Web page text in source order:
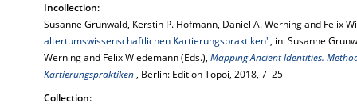
Incollection:
Susanne Grunwald, Kerstin P. Hofmann, Daniel A. Werning and Felix
altertumswissenschaftlichen Kartierungspraktiken", in: Susanne
Werning and Felix Wiedemann (Eds.), Mapping Ancient Identities.
Kartierungspraktiken, Berlin: Edition Topoi, 2018, 7–25
Collection: